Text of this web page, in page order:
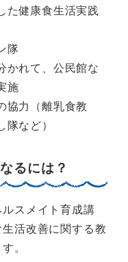
た健康食生活実践
隊
かれて、公民館な
施
協力（離乳食教
隊など）
るには？
スメイト育成講
活改善に関する教
。